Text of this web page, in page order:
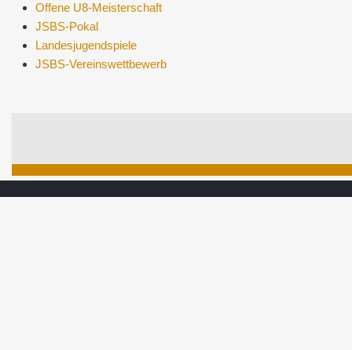
Offene U8-Meisterschaft
JSBS-Pokal
Landesjugendspiele
JSBS-Vereinswettbewerb